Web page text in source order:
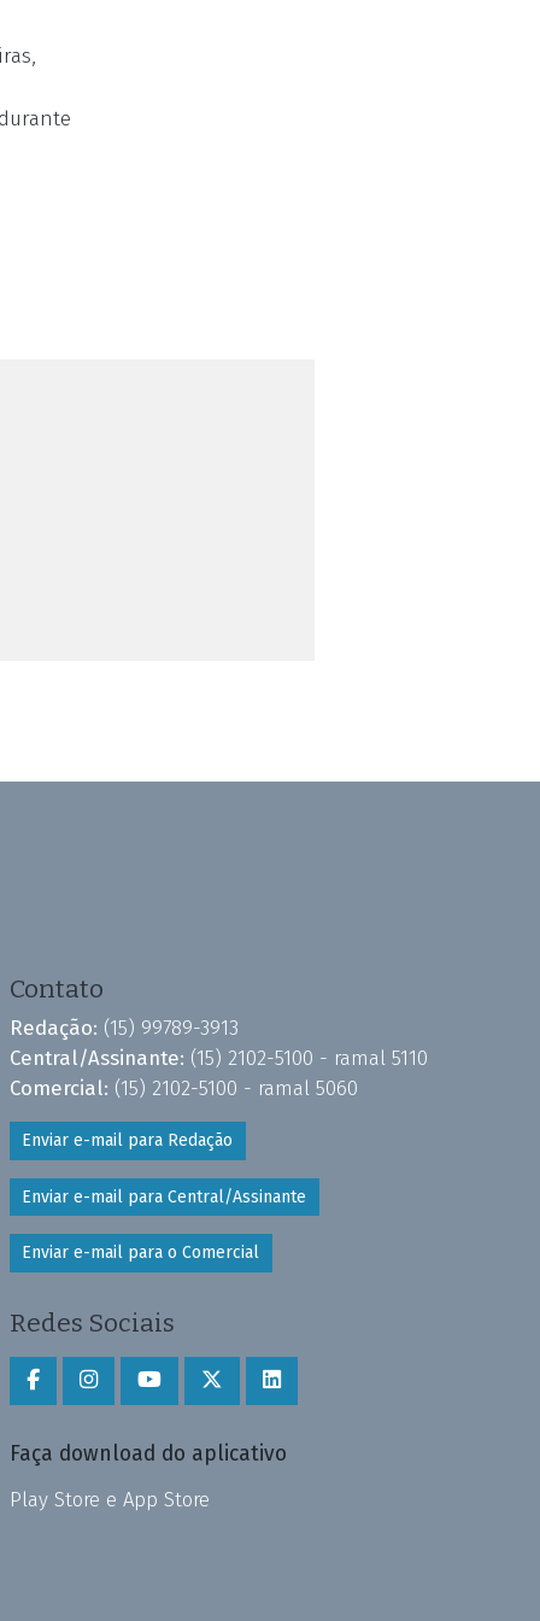
Contato
Redação: (15) 99789-3913
Central/Assinante: (15) 2102-5100 - ramal 5110
Comercial: (15) 2102-5100 - ramal 5060
Enviar e-mail para Redação
Enviar e-mail para Central/Assinante
Enviar e-mail para o Comercial
Redes Sociais
Faça download do aplicativo
Play Store e App Store